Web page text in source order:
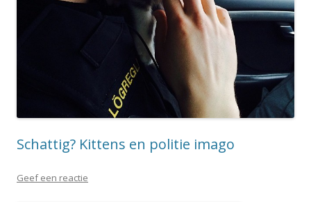
Schattig? Kittens en politie imago
Geef een reactie